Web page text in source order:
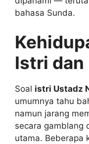
bahasa Sunda.
Istri dan
Soal istri Ustadz
umumnya tahu
namun jarang
secara gamblang
utama. Beberapa